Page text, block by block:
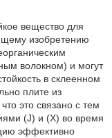
вещество для
изобретению
волокном) и могут
в склеенном
плите из
это связано с тем
(J) и (X) во время
эффективно